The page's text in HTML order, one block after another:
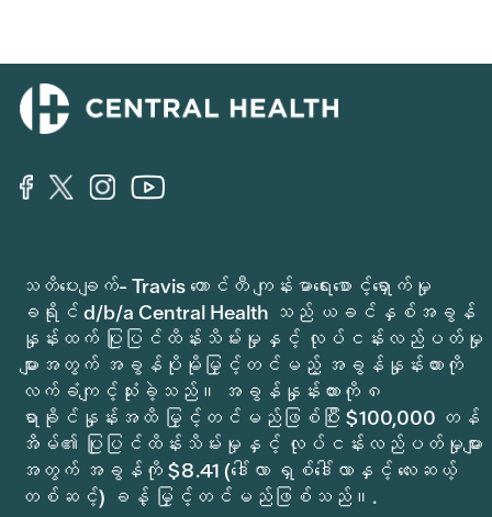
သတိပေးချက်- Travis ကောင်တီ ကျန်းမာရေးစောင့်ရှောက်မှု
ခရိုင် d/b/a Central Health သည် ယခင်နှစ်အခွန်
နှုန်းထက် ပြုပြင်ထိန်းသိမ်းမှုနှင့် လုပ်ငန်းလည်ပတ်မှု
များအတွက် အခွန်ပိုမိုမြှင့်တင်မည့် အခွန်နှုန်းထားကို
လက်ခံကျင့်သုံးခဲ့သည်။ အခွန်နှုန်းထားကို ၈
ရာခိုင်နှုန်းအထိ မြှင့်တင်မည်ဖြစ်ပြီး $100,000 တန်
အိမ်၏ ပြုပြင်ထိန်းသိမ်းမှုနှင့် လုပ်ငန်းလည်ပတ်မှုများ
အတွက် အခွန်ကို $8.41 (ဒေါ်လာ ရှစ်ဒေါ်လာနှင့် လေးဆယ့်
တစ်ဆင့်) ခန့် မြှင့်တင်မည်ဖြစ်သည်။.